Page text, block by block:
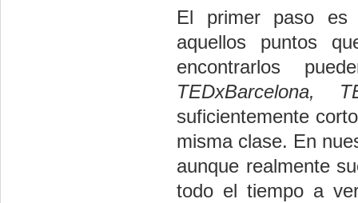
El primer paso es
aquellos puntos
encontrarlos
TEDxBarcelona,
suficientemente
misma clase. En
aunque realmente
todo el tiempo a